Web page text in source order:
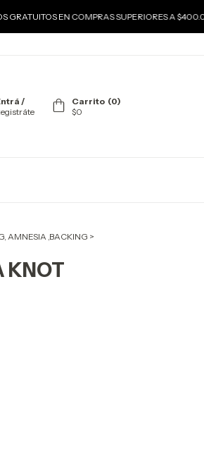
EN COMPRAS SUPERIORES A $400.000 3
/
Carrito (0)
$0
AMNESIA ,BACKING >
KNOT